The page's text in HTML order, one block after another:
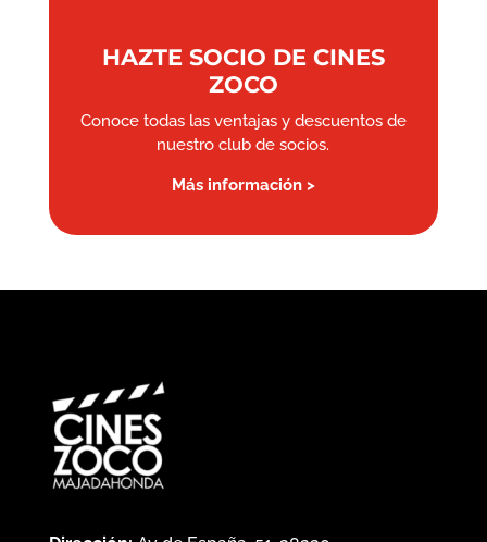
HAZTE SOCIO DE CINES
ZOCO
Conoce todas las ventajas y descuentos de
nuestro club de socios.
Más información >